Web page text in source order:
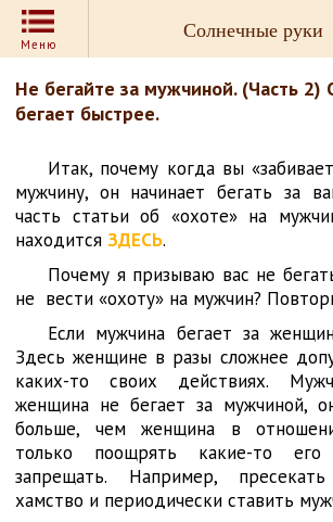
Меню
Солнечные руки
Не бегайте за мужчиной. (Часть 2)
бегает быстрее.
Итак, почему когда вы
мужчину, он начинает бегать за
часть статьи об «охоте» на
находится ЗДЕСЬ.
Почему я призываю вас не
не вести «охоту» на мужчин?
Если мужчина бегает за
Здесь женщине в разы сложнее
каких-то своих действиях.
женщина не бегает за мужчиной,
больше, чем женщина в
только поощрять какие-то
запрещать. Например,
хамство и периодически ставить